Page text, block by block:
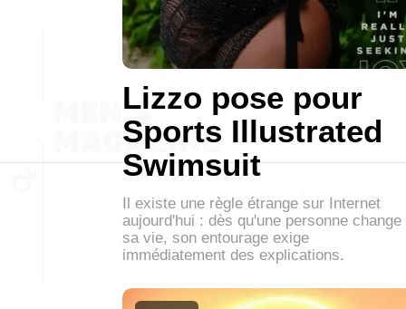
Lizzo pose pour
Sports Illustrated
Swimsuit
Il existe une règle étrange sur Internet
aujourd'hui : dès qu'une personne change
sa vie, son entourage exige
immédiatement des explications.